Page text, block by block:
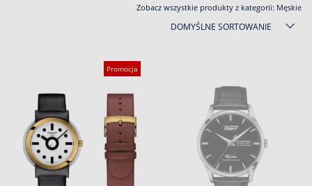
Zobacz wszystkie produkty z kategorii: Męskie
DOMYŚLNE SORTOWANIE
Promocja